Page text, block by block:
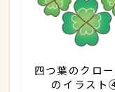
四つ葉のクロ
のイラスト